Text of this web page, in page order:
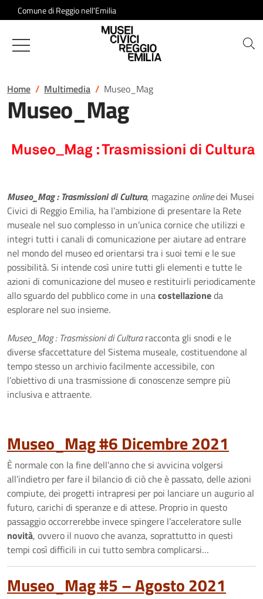
Salta al contenuto
Comune di Reggio nell'Emilia
Musei Civici di Reggio Emilia
Home Multimedia Museo_Mag
Museo_Mag
Museo_Mag : Trasmissioni di Cultura, magazine onlinedei Musei
Civici di Reggio Emilia, ha l’ambizione di presentare la Rete
museale nel suo complesso in un’unica cornice che utilizzi e
integri tutti i canali di comunicazione per aiutare ad entrare
nel mondo del museo ed orientarsi tra i suoi temi e le sue
possibilità. Si intende così unire tutti gli elementi e tutte le
azioni di comunicazione del museo e restituirli periodicamente
allo sguardo del pubblico come in unacostellazioneda
esplorare nel suo insieme.
Museo_Mag : Trasmissioni di Culturaracconta gli snodi e le
diverse sfaccettature del Sistema museale, costituendone al
tempo stesso un archivio facilmente accessibile, con
l’obiettivo di una trasmissione di conoscenze sempre più
inclusiva e attraente.
Museo_Mag #6 Dicembre 2021
È normale con la fine dell’anno che si avvicina volgersi
all’indietro per fare il bilancio di ciò che è passato, delle azioni
compiute, dei progetti intrapresi per poi lanciare un augurio al
futuro, carichi di speranze e di attese. Proprio in questo
passaggio occorrerebbe invece spingere l’acceleratore sulle
novità, ovvero il nuovo che avanza, soprattutto in questi
tempi così difficili in cui tutto sembra complicarsi…
Museo_Mag #5 – Agosto 2021